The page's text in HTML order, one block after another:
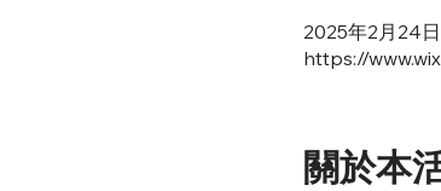
2025年2月24
https://
關於本